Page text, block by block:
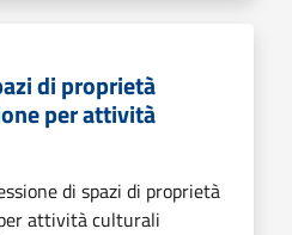
di proprietà
per attività
di spazi di proprietà
attività culturali